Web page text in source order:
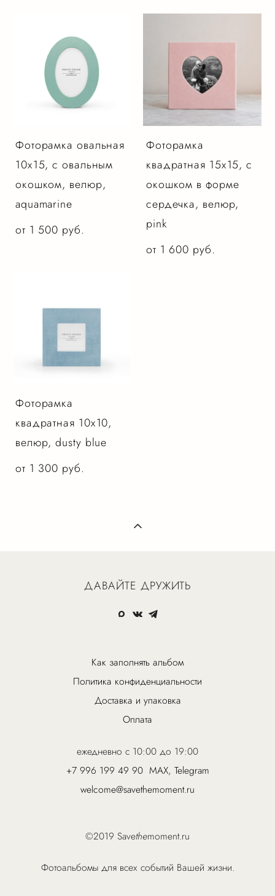
Фоторамка овальная
10х15, с овальным
окошком, велюр,
aquamarine
от 1 500 pуб.
Фоторамка
квадратная 15х15, с
окошком в форме
сердечка, велюр,
pink
от 1 600 pуб.
Фоторамка
квадратная 10х10,
велюр, dusty blue
от 1 300 pуб.
ДАВАЙТЕ ДРУЖИТЬ
Как заполнять альбом
Политика конфиденциальности
Доставка и упаковка
Оплата
ежедневно с 10:00 до 19:00
+7 996 199 49 90 MAX, Telegram
welcome@savethemoment.ru
©2019 Savethemoment.ru
Фотоальбомы для всех событий Вашей жизни.